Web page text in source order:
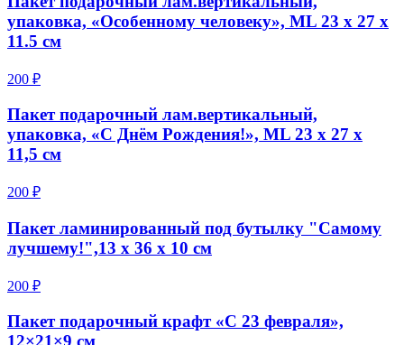
упаковка, «Особенному человеку», ML 23 х 27 х
11.5 см
200 ₽
Пакет подарочный лам.вертикальный,
упаковка, «С Днём Рождения!», ML 23 х 27 х
11,5 см
200 ₽
Пакет ламинированный под бутылку "Самому
лучшему!",13 х 36 х 10 см
200 ₽
Пакет подарочный крафт «С 23 февраля»,
12×21×9 см